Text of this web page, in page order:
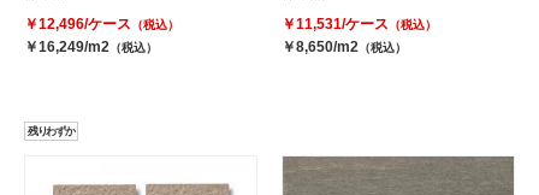
￥12,496/ケース （税込）
￥16,249/m2 （税込）
￥11,531/ケース （税込）
￥8,650/m2 （税込）
残りわずか